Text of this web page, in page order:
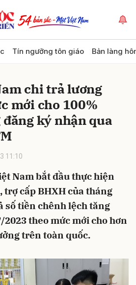
Tín ngưỡng tôn giáo Bản làng
chi trả lương
mới cho 100%
ký nhận qua
11:10
Nam bắt đầu thực hiện
cấp BHXH của tháng
số tiền chênh lệch tăng
theo mức mới cho hơn
trên toàn quốc.